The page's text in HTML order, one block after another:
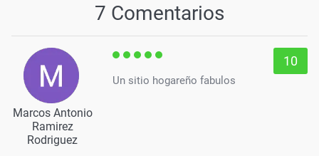
7 Comentarios
Marcos Antonio
Ramirez
Rodriguez
10
Un sitio hogareño fabulos